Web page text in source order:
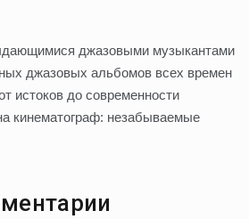
джазовыми музыкантами
джазовых альбомов всех времен
истоков до современности
кинематограф: незабываемые